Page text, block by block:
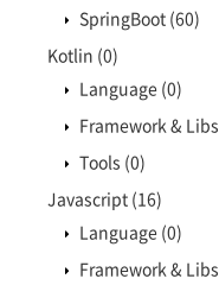
SpringBoot (60)
Kotlin (0)
Language (0)
Framework & Libs
Tools (0)
Javascript (16)
Language (0)
Framework & Libs